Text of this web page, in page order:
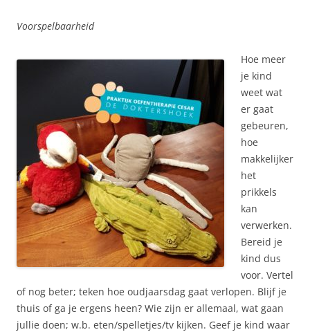
Voorspelbaarheid
Hoe meer
je kind
weet wat
er gaat
gebeuren,
hoe
makkelijker
het
prikkels
kan
verwerken.
Bereid je
kind dus
voor. Vertel
of nog beter; teken hoe oudjaarsdag gaat verlopen. Blijf je
thuis of ga je ergens heen? Wie zijn er allemaal, wat gaan
jullie doen; w.b. eten/spelletjes/tv kijken. Geef je kind waar